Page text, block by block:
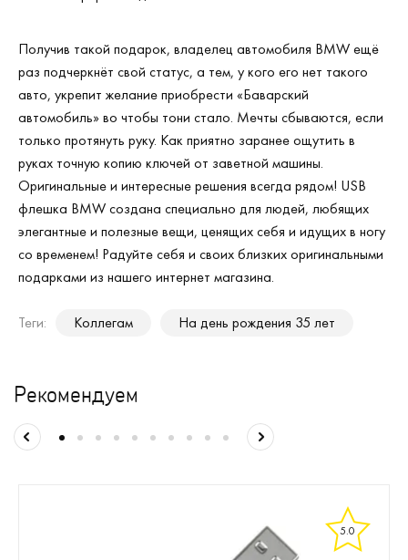
Получив такой подарок, владелец автомобиля BMWещё
раз подчеркнёт свой статус, а тем, у кого его нет такого
авто, укрепит желание приобрести «Баварский
автомобиль» во чтобы тони стало. Мечты сбываются, если
только протянуть руку. Как приятно заранее ощутить в
руках точную копию ключей от заветной машины.
Оригинальные и интересные решения всегда рядом! USB
флешка BMWсоздана специально для людей, любящих
элегантные и полезные вещи, ценящих себя и идущих в ногу
со временем! Радуйте себя и своих близких оригинальными
подарками из нашего интернет магазина.
Теги: Коллегам На день рождения 35 лет
Рекомендуем
5.0